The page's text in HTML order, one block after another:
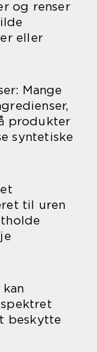
og renser
eller
Mange
produkter
syntetiske
til uren
beskytte